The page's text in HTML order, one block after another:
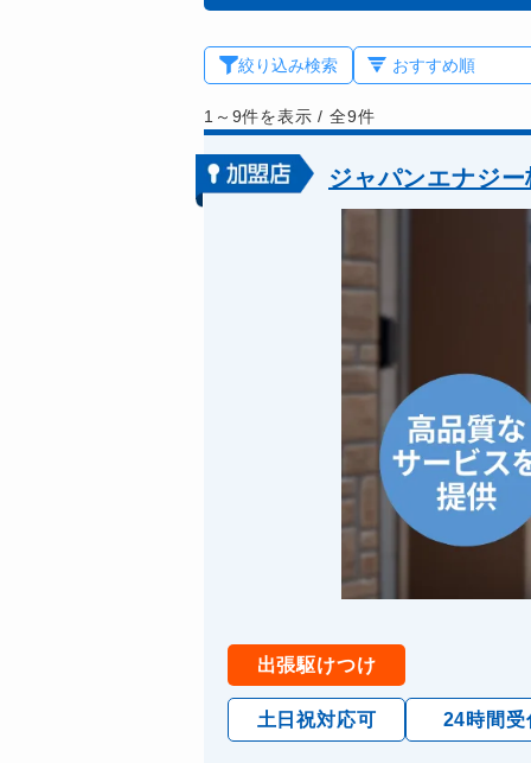
絞り込み検索
1～9件を表示/全9件
ジャパンエナジ
出張駆けつけ
土日祝対応可 24時間受